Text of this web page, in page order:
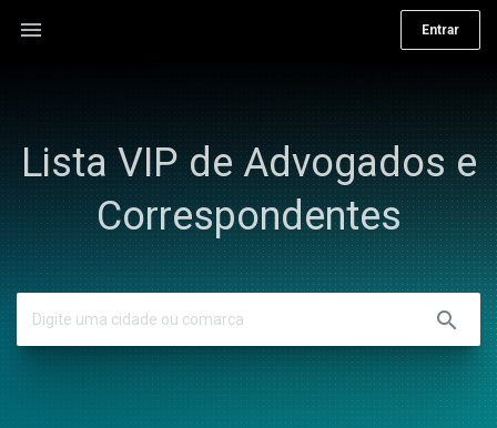
menu Entrar
Lista VIP de Advogados e
Correspondentes
search